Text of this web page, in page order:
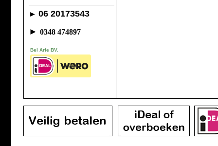
► 06 20173543
► 0348 474897
Bel Arie BV.